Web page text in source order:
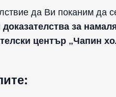
да Ви поканим да
за
център „Чапин